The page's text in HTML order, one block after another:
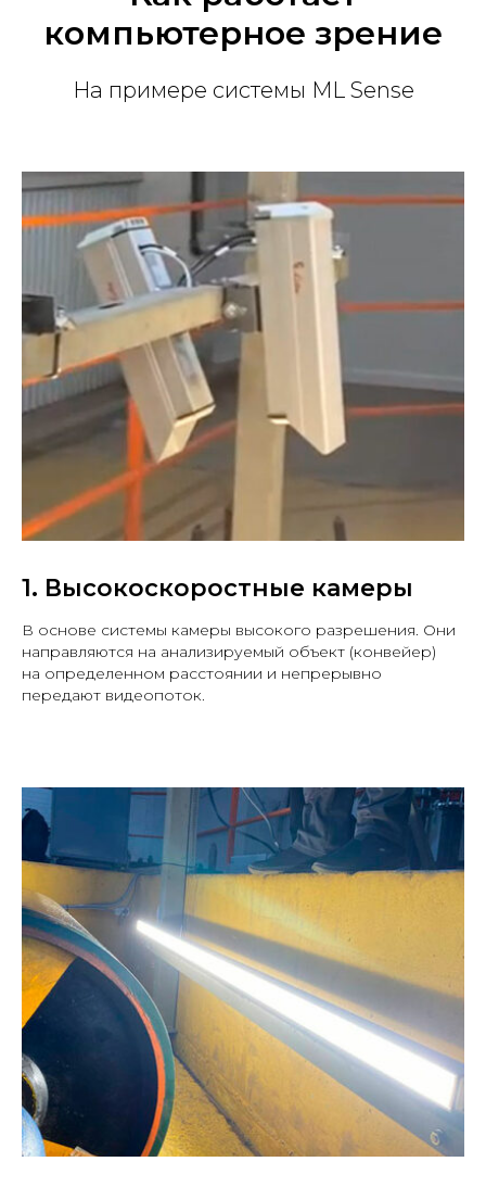
компьютерное зрение
На примере системы ML Sense
1. Высокоскоростные камеры
В основе системы камеры высокого разрешения. Они
направляются на анализируемый объект (конвейер)
на определенном расстоянии и непрерывно
передают видеопоток.